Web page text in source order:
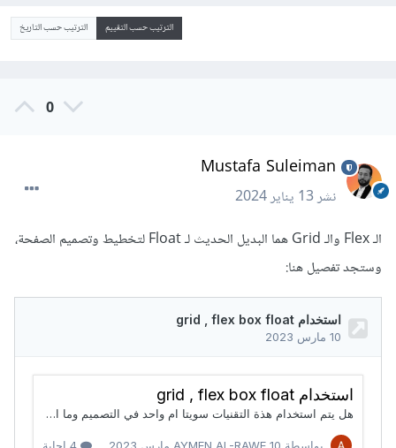
الترتيب حسب التقييم الترتيب حسب التاريخ
0
Mustafa Suleiman
نشر13 يناير 2024
الـ Flex والـ Grid هما البديل الحديث لـ Float لتخطيط وتصميم الصفحة،
وستجد تفصيل هنا: